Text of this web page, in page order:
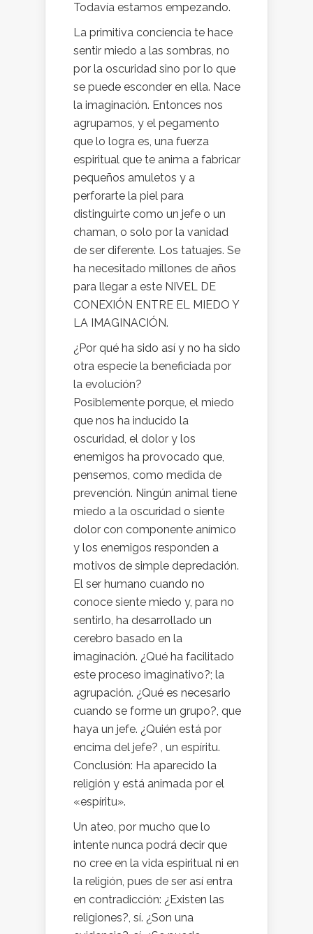
Todavía estamos empezando.
La primitiva conciencia te hace
sentir miedo a las sombras, no
por la oscuridad sino por lo que
se puede esconder en ella. Nace
la imaginación. Entonces nos
agrupamos, y el pegamento
que lo logra es, una fuerza
espiritual que te anima a fabricar
pequeños amuletos y a
perforarte la piel para
distinguirte como un jefe o un
chaman, o solo por la vanidad
de ser diferente. Los tatuajes. Se
ha necesitado millones de años
para llegar a este NIVEL DE
CONEXIÓN ENTRE EL MIEDO Y
LA IMAGINACIÓN.
¿Por qué ha sido así y no ha sido
otra especie la beneficiada por
la evolución?
Posiblemente porque, el miedo
que nos ha inducido la
oscuridad, el dolor y los
enemigos ha provocado que,
pensemos, como medida de
prevención. Ningún animal tiene
miedo a la oscuridad o siente
dolor con componente anímico
y los enemigos responden a
motivos de simple depredación.
El ser humano cuando no
conoce siente miedo y, para no
sentirlo, ha desarrollado un
cerebro basado en la
imaginación. ¿Qué ha facilitado
este proceso imaginativo?; la
agrupación. ¿Qué es necesario
cuando se forme un grupo?, que
haya un jefe. ¿Quién está por
encima del jefe? , un espíritu.
Conclusión: Ha aparecido la
religión y está animada por el
«espíritu».
Un ateo, por mucho que lo
intente nunca podrá decir que
no cree en la vida espiritual ni en
la religión, pues de ser así entra
en contradicción: ¿Existen las
religiones?, sí. ¿Son una